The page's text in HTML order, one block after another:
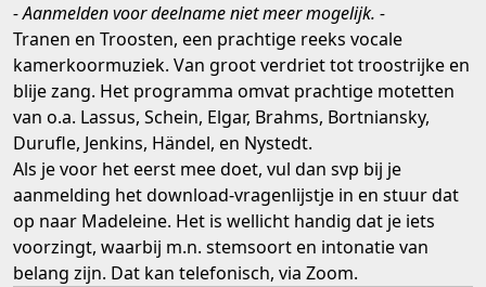
- Aanmelden voor deelname niet meer mogelijk. -
Tranen en Troosten, een prachtige reeks vocale
kamerkoormuziek. Van groot verdriet tot troostrijke en
blije zang. Het programma omvat prachtige motetten
van o.a. Lassus, Schein, Elgar, Brahms, Bortniansky,
Durufle, Jenkins, Händel, en Nystedt.
Als je voor het eerst mee doet, vul dan svp bij je
aanmelding het download-vragenlijstje in en stuur dat
op naar Madeleine. Het is wellicht handig dat je iets
voorzingt, waarbij m.n. stemsoort en intonatie van
belang zijn. Dat kan telefonisch, via Zoom.